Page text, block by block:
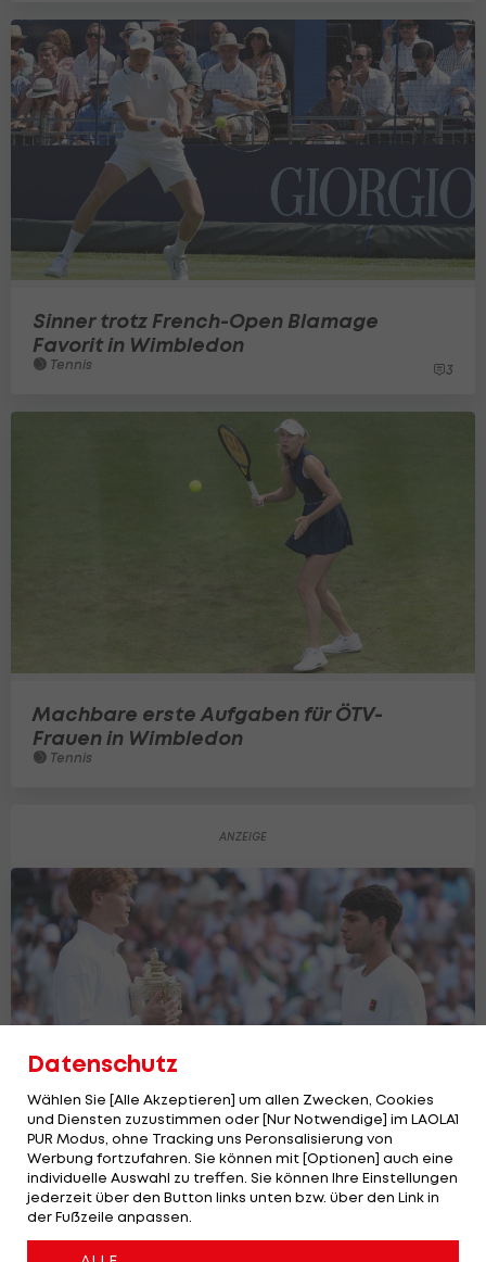
Sinner trotz French-Open Blamage
Favorit in Wimbledon
Tennis 3
Machbare erste Aufgaben für ÖTV-
Frauen in Wimbledon
Tennis
Tennis: Die letzten zehn
Premierensieger bei Grand Slams
Tennis
Datenschutz
Wählen Sie [Alle Akzeptieren] um allen Zwecken, Cookies
und Diensten zuzustimmen oder [Nur Notwendige] im LAOLA1
PUR Modus, ohne Tracking uns Peronsalisierung von
Werbung fortzufahren. Sie können mit [Optionen] auch eine
individuelle Auswahl zu treffen. Sie können Ihre Einstellungen
jederzeit über den Button links unten bzw. über den Link in
der Fußzeile anpassen.